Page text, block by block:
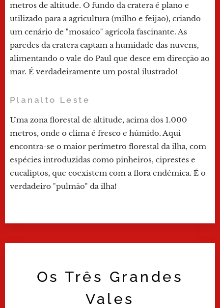
metros de altitude. O fundo da cratera é plano e
utilizado para a agricultura (milho e feijão), criando
um cenário de "mosaico" agrícola fascinante. As
paredes da cratera captam a humidade das nuvens,
alimentando o vale do Paul que desce em direcção ao
mar. É verdadeiramente um postal ilustrado!
Planalto Leste
Uma zona florestal de altitude, acima dos 1.000
metros, onde o clima é fresco e húmido. Aqui
encontra-se o maior perímetro florestal da ilha, com
espécies introduzidas como pinheiros, ciprestes e
eucaliptos, que coexistem com a flora endémica. É o
verdadeiro "pulmão" da ilha!
Os Três Grandes
Vales